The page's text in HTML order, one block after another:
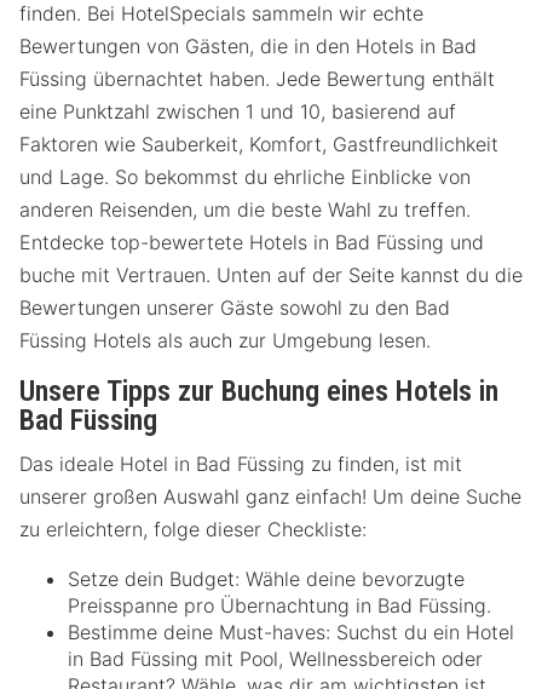
finden. Bei HotelSpecials sammeln wir echte
Bewertungen von Gästen, die in den Hotels in Bad
Füssing übernachtet haben. Jede Bewertung enthält
eine Punktzahl zwischen 1 und 10, basierend auf
Faktoren wie Sauberkeit, Komfort, Gastfreundlichkeit
und Lage. So bekommst du ehrliche Einblicke von
anderen Reisenden, um die beste Wahl zu treffen.
Entdecke top-bewertete Hotels in Bad Füssing und
buche mit Vertrauen. Unten auf der Seite kannst du die
Bewertungen unserer Gäste sowohl zu den Bad
Füssing Hotels als auch zur Umgebung lesen.
Unsere Tipps zur Buchung eines Hotels in
Bad Füssing
Das ideale Hotel in Bad Füssing zu finden, ist mit
unserer großen Auswahl ganz einfach! Um deine Suche
zu erleichtern, folge dieser Checkliste:
Setze dein Budget: Wähle deine bevorzugte
Preisspanne pro Übernachtung in Bad Füssing.
Bestimme deine Must-haves: Suchst du ein Hotel
in Bad Füssing mit Pool, Wellnessbereich oder